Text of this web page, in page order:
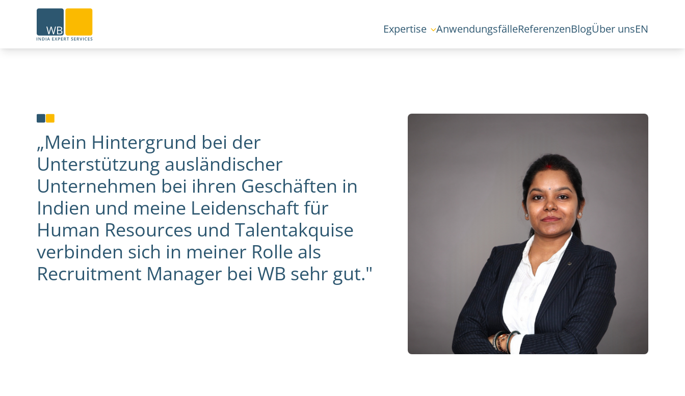
Expertise
AnwendungsfälleReferenzenBlogÜber unsEN
„Mein Hintergrund bei der
Unterstützung ausländischer
Unternehmen bei ihren Geschäften in
Indien und meine Leidenschaft für
Human Resources und Talentakquise
verbinden sich in meiner Rolle als
Recruitment Manager bei WB sehr gut."